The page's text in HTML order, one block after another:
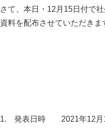
さて、本日・12月15日付で
資料を配布させていただきま
1. 発表日時 2021年12月